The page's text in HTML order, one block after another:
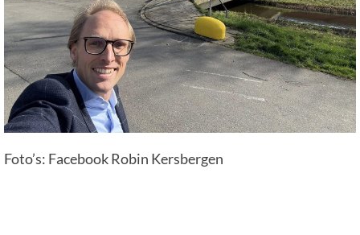
Foto’s: Facebook Robin Kersbergen